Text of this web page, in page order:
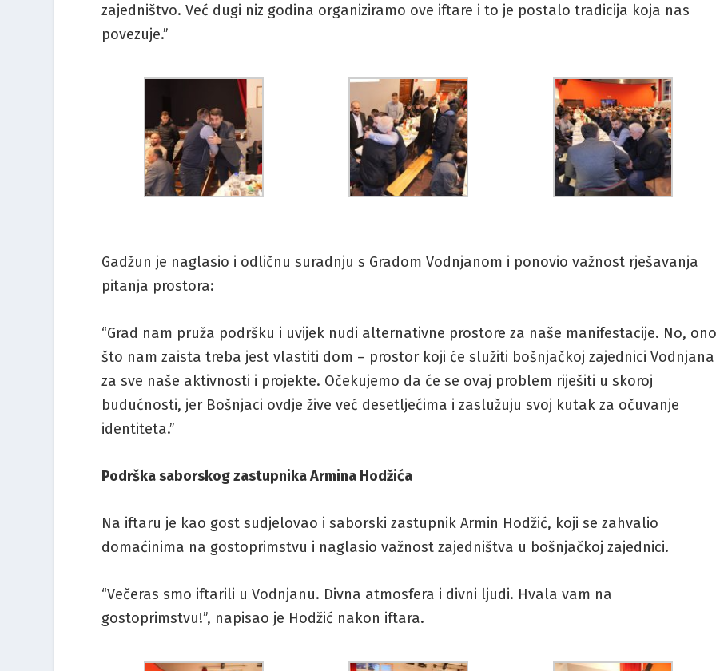
zajedništvo. Već dugi niz godina organiziramo ove iftare i to je postalo tradicija koja nas
povezuje.”
Gadžun je naglasio i odličnu suradnju s Gradom Vodnjanom i ponovio važnost rješavanja
pitanja prostora:
“Grad nam pruža podršku i uvijek nudi alternativne prostore za naše manifestacije. No,
što nam zaista treba jest vlastiti dom – prostor koji će služiti bošnjačkoj zajednici Vodnjana
za sve naše aktivnosti i projekte. Očekujemo da će se ovaj problem riješiti u skoroj
budućnosti, jer Bošnjaci ovdje žive već desetljećima i zaslužuju svoj kutak za očuvanje
identiteta.”
Podrška saborskog zastupnika Armina Hodžića
Na iftaru je kao gost sudjelovao i saborski zastupnik Armin Hodžić, koji se zahvalio
domaćinima na gostoprimstvu i naglasio važnost zajedništva u bošnjačkoj zajednici.
“Večeras smo iftarili u Vodnjanu. Divna atmosfera i divni ljudi. Hvala vam na
gostoprimstvu!”, napisao je Hodžić nakon iftara.